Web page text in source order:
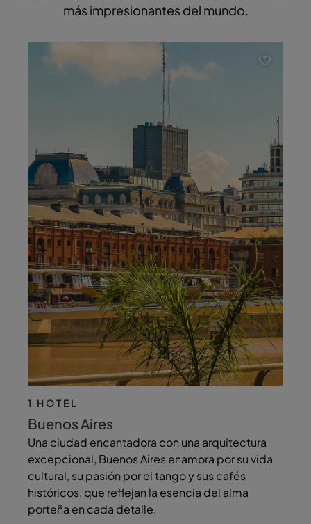
más impresionantes del mundo.
1 HOTEL
Buenos Aires
Una ciudad encantadora con una arquitectura
excepcional, Buenos Aires enamora por su vida
cultural, su pasión por el tango y sus cafés
históricos, que reflejan la esencia del alma
porteña en cada detalle.